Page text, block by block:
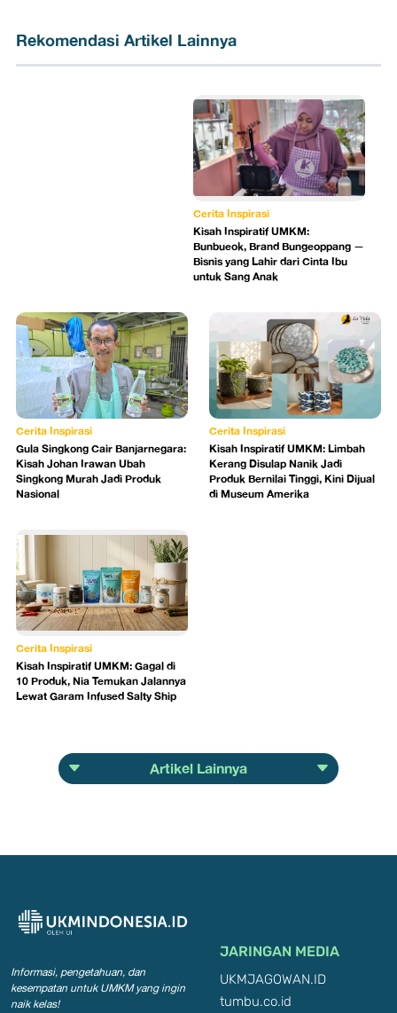
Rekomendasi Artikel Lainnya
Cerita Inspirasi
Kisah Inspiratif UMKM:
Bunbueok, Brand Bungeoppang —
Bisnis yang Lahir dari Cinta Ibu
untuk Sang Anak
Cerita Inspirasi
Gula Singkong Cair Banjarnegara:
Kisah Johan Irawan Ubah
Singkong Murah Jadi Produk
Nasional
Cerita Inspirasi
Kisah Inspiratif UMKM: Limbah
Kerang Disulap Nanik Jadi
Produk Bernilai Tinggi, Kini Dijual
di Museum Amerika
Cerita Inspirasi
Kisah Inspiratif UMKM: Gagal di
10 Produk, Nia Temukan Jalannya
Lewat Garam Infused Salty Ship
Artikel Lainnya
Informasi, pengetahuan, dan
kesempatan untuk UMKM yang ingin
naik kelas!
JARINGAN MEDIA
UKMJAGOWAN.ID
tumbu.co.id